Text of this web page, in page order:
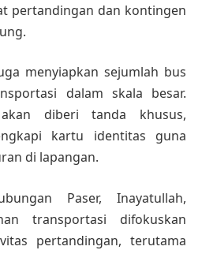
pertandingan dan kontingen
menyiapkan sejumlah bus
dalam skala besar.
diberi tanda khusus,
kartu identitas guna
di lapangan.
Paser, Inayatullah,
transportasi difokuskan
pertandingan, terutama